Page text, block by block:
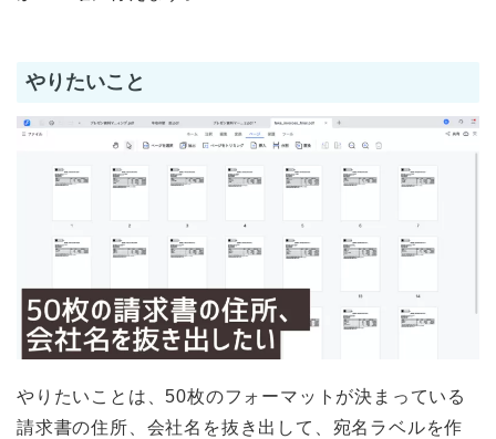
やりたいこと
やりたいことは、50枚のフォーマットが決まっている
請求書の住所、会社名を抜き出して、宛名ラベルを作